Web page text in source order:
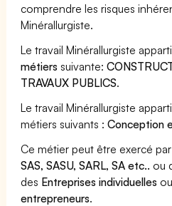
comprendre les risques
Minérallurgiste.
Le travail Minérallurgiste
métiers suivante:
TRAVAUX PUBLICS.
Le travail Minérallurgiste
métiers suivants :Conception
Ce métier peut être exercé
SAS, SASU, SARL, SA etc.. ou
des Entreprises individuelles
entrepreneurs.